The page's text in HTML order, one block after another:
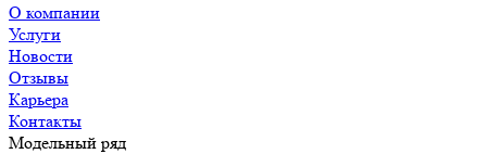
О компании
Услуги
Новости
Отзывы
Карьера
Контакты
Модельный ряд